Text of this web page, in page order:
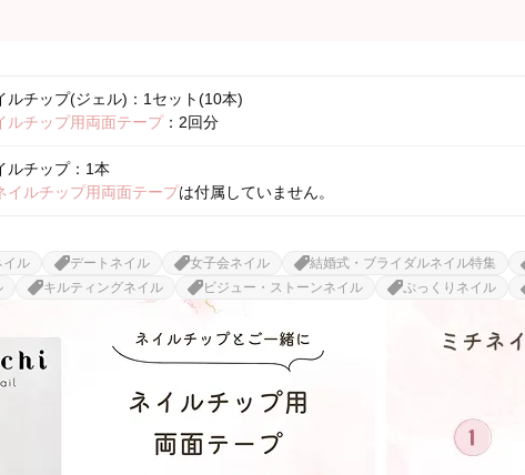
ルチップ(ジェル)：1セット(10本)
ルチップ用両面テープ：2回分
ルチップ：1本
イルチップ用両面テープは付属していません。
イル デートネイル 女子会ネイル 結婚式・ブライダルネイル特集
キルティングネイル ビジュー・ストーンネイル ぷっくりネイル